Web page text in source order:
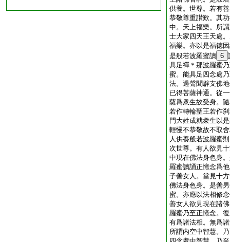
供養。世尊。若有
恭敬尊重讃歎。其
中。天上福樂。所
士大家四天王天處
福樂。亦以是福徳
是般若波羅蜜讀 6
具足禪＊那波羅蜜
蜜。能具足四念處
法。過聲聞辟支佛
已得菩薩神通。從
薩爲衆生故受身。
若作轉輪聖王若作
門大姓成就衆生以
輕慢不恭敬故不取
人供養般若波羅蜜
次世尊。有人欲見
中現在佛法身色身
羅蜜讀誦正憶念爲
子善女人。當見十
佛法身色身。是善
蜜。亦應以法相修
善女人欲見現在諸
羅蜜乃至正憶念。
有爲諸法相。無爲
所謂内空中智慧。